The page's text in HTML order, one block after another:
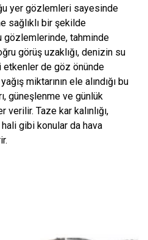
yer gözlemleri sayesinde
sağlıklı bir şekilde
gözlemlerinde, tahminde
görüş uzaklığı, denizin su
etkenler de göz önünde
miktarının ele alındığı bu
güneşlenme ve günlük
verilir. Taze kar kalınlığı,
hali gibi konular da hava